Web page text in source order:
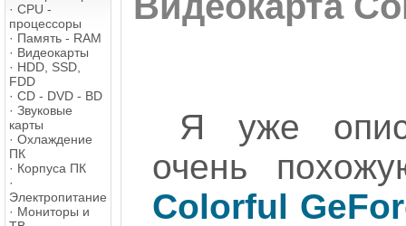
· CPU -
процессоры
· Память - RAM
· Видеокарты
· HDD, SSD,
FDD
· CD - DVD - BD
· Звуковые
карты
· Охлаждение
ПК
· Корпуса ПК
·
Электропитание
· Мониторы и
Я уже
очень
Colorful